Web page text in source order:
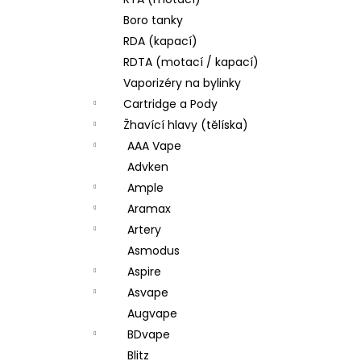
Boro tanky
RDA (kapací)
RDTA (motací / kapací)
Vaporizéry na bylinky
Cartridge a Pody
Žhavící hlavy (tělíska)
AAA Vape
Advken
Ample
Aramax
Artery
Asmodus
Aspire
Asvape
Augvape
BDvape
Blitz
JOYETECH BF SS316 ATOMIZER 0,6OHM
48 Kč